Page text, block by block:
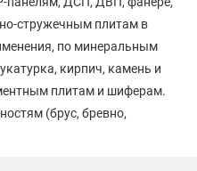
стружечным плитам в
по минеральным
кирпич, камень и
плитам и шиферам.
(брус, бревно,